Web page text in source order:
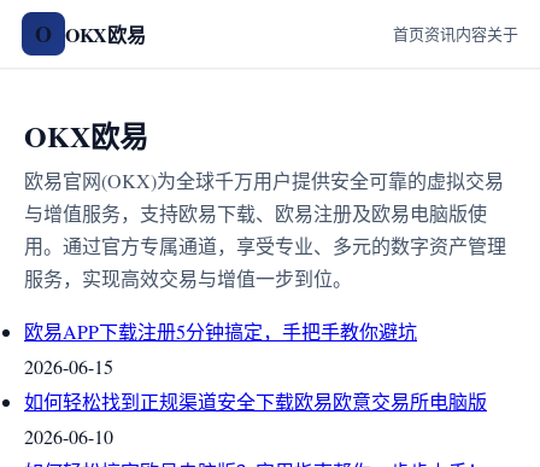
O OKX欧易 首页资讯内容关于
OKX欧易
欧易官网(OKX)为全球千万用户提供安全可靠的虚拟交易
与增值服务，支持欧易下载、欧易注册及欧易电脑版使
用。通过官方专属通道，享受专业、多元的数字资产管理
服务，实现高效交易与增值一步到位。
欧易APP下载注册5分钟搞定，手把手教你避坑
2026-06-15
如何轻松找到正规渠道安全下载欧易欧意交易所电脑版
2026-06-10